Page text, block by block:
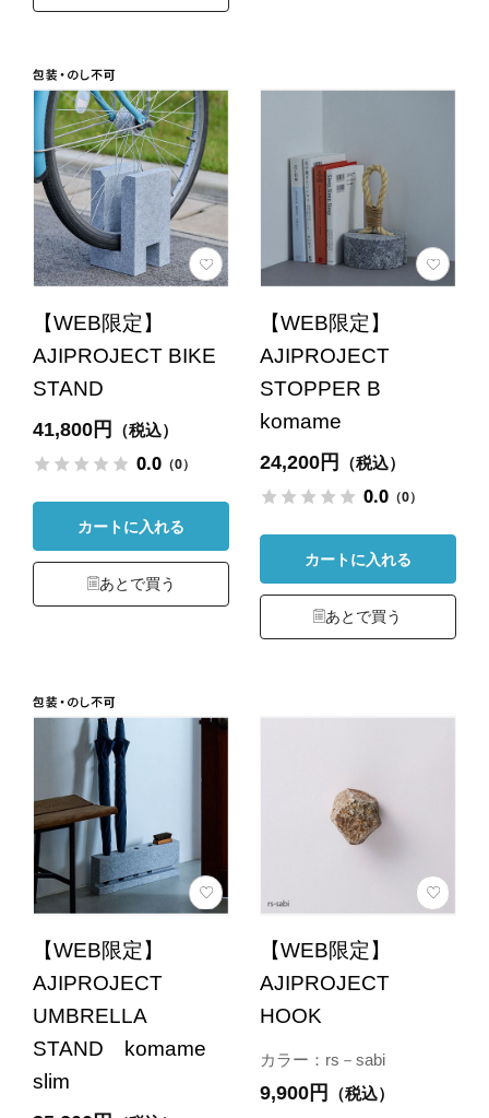
【WEB限定】
AJIPROJECT BIKE
STAND
41,800円 （税込）
0.0（0）
カートに入れる
あとで買う
【WEB限定】
AJIPROJECT
STOPPER B
komame
24,200円 （税込）
0.0（0）
カートに入れる
あとで買う
【WEB限定】
AJIPROJECT
UMBRELLA
STAND komame
slim
【WEB限定】
AJIPROJECT
HOOK
カラー：rs－sabi
9,900円 （税込）